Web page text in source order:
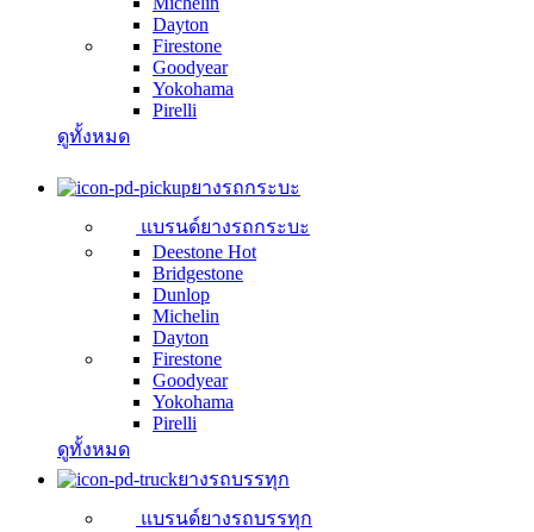
Dayton
Firestone
Goodyear
Yokohama
Pirelli
ดูทั้งหมด
ยางรถกระบะ
แบรนด์ยางรถกระบะ
Deestone Hot
Bridgestone
Dunlop
Michelin
Dayton
Firestone
Goodyear
Yokohama
Pirelli
ดูทั้งหมด
ยางรถบรรทุก
แบรนด์ยางรถบรรทุก